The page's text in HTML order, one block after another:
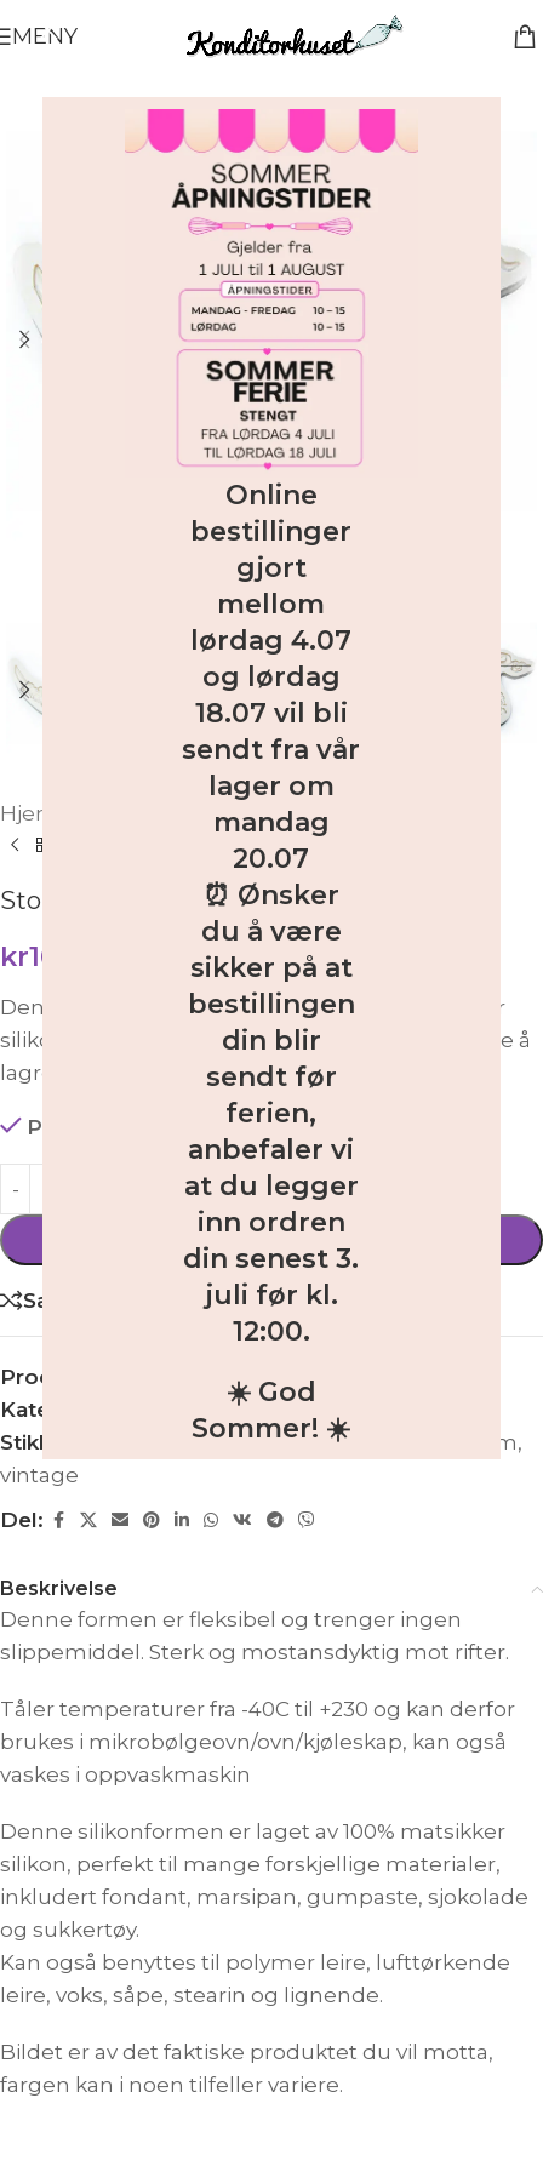
Online
bestillinger
gjort
mellom
lørdag 4.07
og lørdag
18.07 vil bli
sendt fra vår
lager om
mandag
20.07
⏰ Ønsker
du å være
sikker på at
bestillingen
din blir
sendt før
ferien,
anbefaler vi
at du legger
inn ordren
dinsenest 3.
juli før kl.
12:00.
☀️ God
Sommer! ☀️
MENY
Hjem Dekoreringsutstyr
Stor blomster girlander silikonform
kr169,00 inkl. MVA
Denne silikonformen er laget av 100% matsikker
silikon, fleksibel og gjenbrukbar. Enkel å rengjøre å
lagre. Luktfri og kan vaskes i oppvaskmaskin.
På lager
Sammenligne
Produktnummer:
AK-SM-1390
Kategori:
Silikonformer
Stikkord:
blomster, bryllup, girlander silikonform,
vintage
Del:
Beskrivelse
Denne formen er fleksibel og trenger ingen
slippemiddel. Sterk og mostansdyktig mot rifter.
Tåler temperaturer fra -40C til +230 og kan derfor
brukes i mikrobølgeovn/ovn/kjøleskap, kan også
vaskes i oppvaskmaskin
Denne silikonformen er laget av 100% matsikker
silikon, perfekt til mange forskjellige materialer,
inkludert fondant, marsipan, gumpaste, sjokolade
og sukkertøy.
Kan også benyttes til polymer leire, lufttørkende
leire, voks, såpe, stearin og lignende.
Bildet er av det faktiske produktet du vil motta,
fargen kan i noen tilfeller variere.